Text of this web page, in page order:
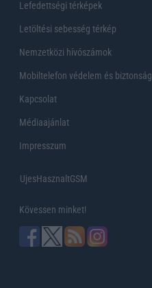
Lefedettségi térképek
Letöltési sebesség térkép
Nemzetközi hívószámok
Mobiltelefon védelem és biztonság
Kapcsolat
Médiaajánlat
Impresszum
UjesHasznaltGSM
Kövessen minket!